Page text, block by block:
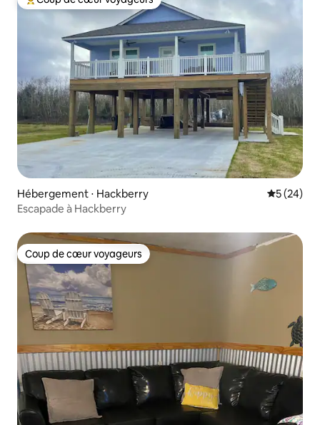
Coups de cœur voyageurs les plus appréciés
Hébergement ⋅ Hackberry
5 (24)
Escapade à Hackberry
Coup de cœur voyageurs
Coup de cœur voyageurs